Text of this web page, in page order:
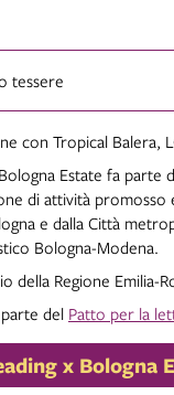
tessere
con Tropical Balera,
Estate fa parte
di attività promosso
e dalla Città
Bologna-Modena.
della Regione Emilia-
del Patto per la
x Bologna